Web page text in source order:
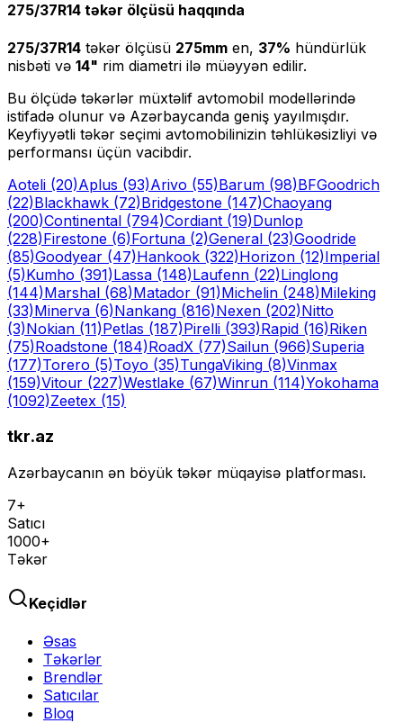
275/37R14 təkər ölçüsü haqqında
275/37R14 təkər ölçüsü 275mm en, 37% hündürlük
nisbəti və 14" rim diametri ilə müəyyən edilir.
Bu ölçüdə təkərlər müxtəlif avtomobil modellərində
istifadə olunur və Azərbaycanda geniş yayılmışdır.
Keyfiyyətli təkər seçimi avtomobilinizin təhlükəsizliyi və
performansı üçün vacibdir.
Aoteli (20)Aplus (93)Arivo (55)Barum (98)BFGoodrich
(22)Blackhawk (72)Bridgestone (147)Chaoyang
(200)Continental (794)Cordiant (19)Dunlop
(228)Firestone (6)Fortuna (2)General (23)Goodride
(85)Goodyear (47)Hankook (322)Horizon (12)Imperial
(5)Kumho (391)Lassa (148)Laufenn (22)Linglong
(144)Marshal (68)Matador (91)Michelin (248)Mileking
(33)Minerva (6)Nankang (816)Nexen (202)Nitto
(3)Nokian (11)Petlas (187)Pirelli (393)Rapid (16)Riken
(75)Roadstone (184)RoadX (77)Sailun (966)Superia
(177)Torero (5)Toyo (35)TungaViking (8)Vinmax
(159)Vitour (227)Westlake (67)Winrun (114)Yokohama
(1092)Zeetex (15)
tkr.az
Azərbaycanın ən böyük təkər müqayisə platforması.
7+
Satıcı
1000+
Təkər
Keçidlər
Əsas
Təkərlər
Brendlər
Satıcılar
Bloq